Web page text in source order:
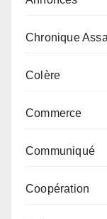
Chronique
Colère
Commerce
Communiqué
Coopération